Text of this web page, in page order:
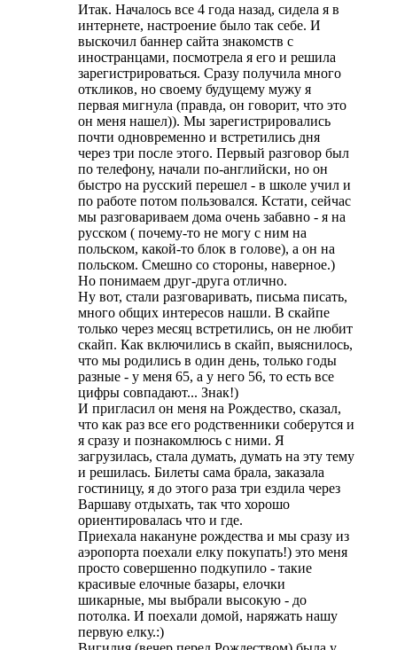
Итак. Началось все 4 года назад, сидела я в
интернете, настроение было так себе. И
выскочил баннер сайта знакомств с
иностранцами, посмотрела я его и решила
зарегистрироваться. Сразу получила много
откликов, но своему будущему мужу я
первая мигнула (правда, он говорит, что это
он меня нашел)). Мы зарегистрировались
почти одновременно и встретились дня
через три после этого. Первый разговор был
по телефону, начали по-английски, но он
быстро на русский перешел - в школе учил и
по работе потом пользовался. Кстати, сейчас
мы разговариваем дома очень забавно - я на
русском ( почему-то не могу с ним на
польском, какой-то блок в голове), а он на
польском. Смешно со стороны, наверное.)
Но понимаем друг-друга отлично.
Ну вот, стали разговаривать, письма писать,
много общих интересов нашли. В скайпе
только через месяц встретились, он не любит
скайп. Как включились в скайп, выяснилось,
что мы родились в один день, только годы
разные - у меня 65, а у него 56, то есть все
цифры совпадают... Знак!)
И пригласил он меня на Рождество, сказал,
что как раз все его родственники соберутся и
я сразу и познакомлюсь с ними. Я
загрузилась, стала думать, думать на эту тему
и решилась. Билеты сама брала, заказала
гостиницу, я до этого раза три ездила через
Варшаву отдыхать, так что хорошо
ориентировалась что и где.
Приехала накануне рождества и мы сразу из
аэропорта поехали елку покупать!) это меня
просто совершенно подкупило - такие
красивые елочные базары, елочки
шикарные, мы выбрали высокую - до
потолка. И поехали домой, наряжать нашу
первую елку.:)